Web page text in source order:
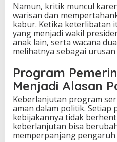
Namun, kritik muncul
warisan dan
kabur. Ketika keterlibatan
yang menjadi wakil
anak lain, serta wacana
melihatnya sebagai
Program
Menjadi Alasan
Keberlanjutan program
aman dalam politik. Setiap
kebijakannya tidak
keberlanjutan bisa
memperpanjang